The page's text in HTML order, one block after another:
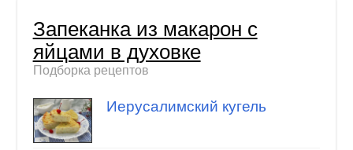
Запеканка из макарон с
яйцами в духовке
Подборка рецептов
Иерусалимский кугель